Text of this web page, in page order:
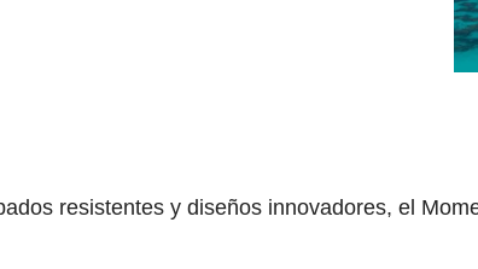
resistentes y diseños innovadores, el